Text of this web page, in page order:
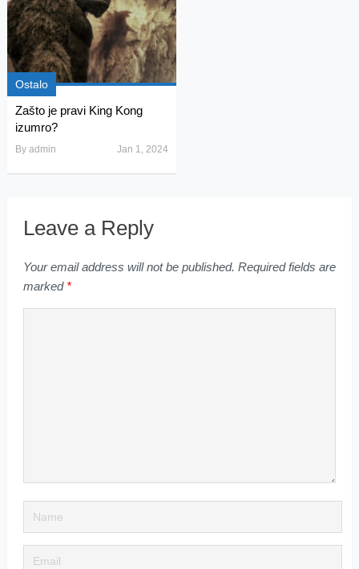
Ostalo
Zašto je pravi King Kong
izumro?
By admin Jan 1, 2024
Leave a Reply
Your email address will not be published. Required fields are
marked *